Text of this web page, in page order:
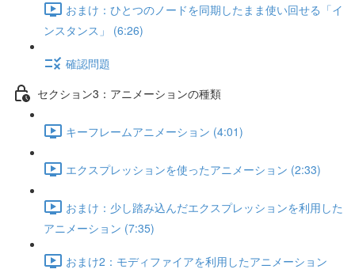
おまけ：ひとつのノードを同期したまま使い回せる「イ
ンスタンス」 (6:26)
確認問題
セクション3：アニメーションの種類
キーフレームアニメーション (4:01)
エクスプレッションを使ったアニメーション (2:33)
おまけ：少し踏み込んだエクスプレッションを利用した
アニメーション (7:35)
おまけ2：モディファイアを利用したアニメーション